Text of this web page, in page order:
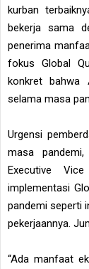
kurban
bekerja sama
penerima
fokus Global
konkret bahwa
selama masa
Urgensi
masa
Executive
implementasi
pandemi seperti
pekerjaannya.
“Ada manfaat